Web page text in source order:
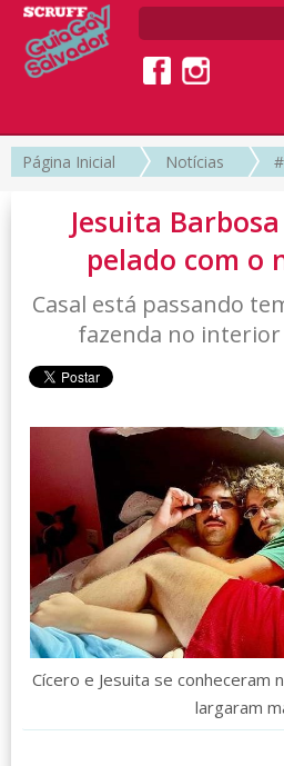
Página Inicial Notícias
Jesuita
pelado com o
Casal está passando
fazenda no interior
Cícero e Jesuita se conheceram
largaram